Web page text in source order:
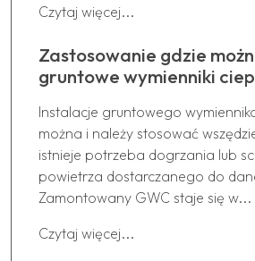
Czytaj więcej...
Zastosowanie gdzie
gruntowe wymienniki
Instalacje gruntowego
można i należy stosować
istnieje potrzeba dogrzania lub
powietrza dostarczanego do
Zamontowany GWC staje się w...
Czytaj więcej...